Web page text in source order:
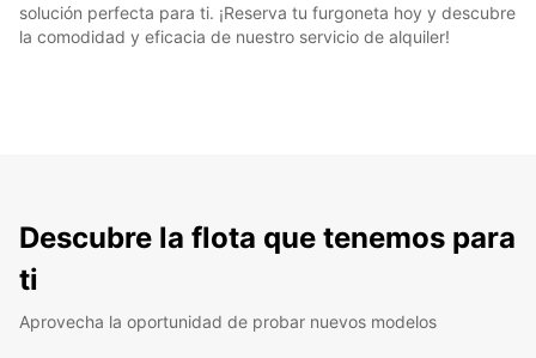
solución perfecta para ti. ¡Reserva tu furgoneta hoy y descubre
la comodidad y eficacia de nuestro servicio de alquiler!
Descubre la flota que tenemos para
ti
Aprovecha la oportunidad de probar nuevos modelos